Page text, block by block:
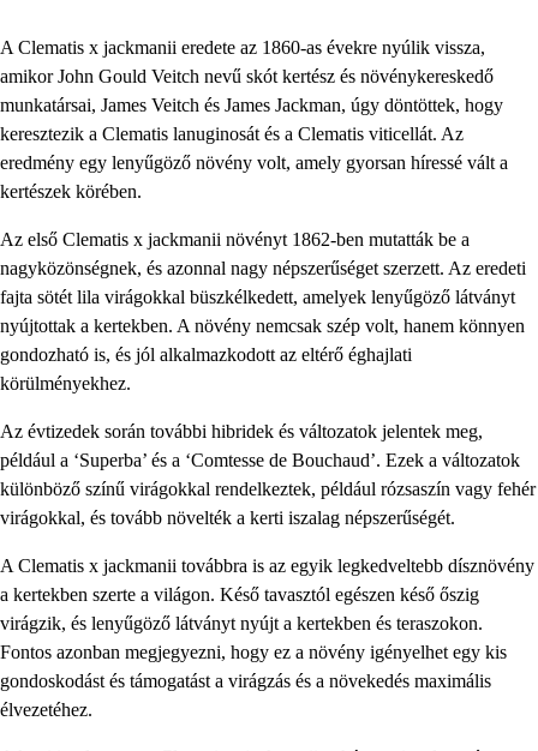
A Clematis x jackmanii eredete az 1860-as évekre nyúlik vissza,
amikor John Gould Veitch nevű skót kertész és növénykereskedő
munkatársai, James Veitch és James Jackman, úgy döntöttek, hogy
keresztezik a Clematis lanuginosát és a Clematis viticellát. Az
eredmény egy lenyűgöző növény volt, amely gyorsan híressé vált a
kertészek körében.
Az első Clematis x jackmanii növényt 1862-ben mutatták be a
nagyközönségnek, és azonnal nagy népszerűséget szerzett. Az eredeti
fajta sötét lila virágokkal büszkélkedett, amelyek lenyűgöző látványt
nyújtottak a kertekben. A növény nemcsak szép volt, hanem könnyen
gondozható is, és jól alkalmazkodott az eltérő éghajlati
körülményekhez.
Az évtizedek során további hibridek és változatok jelentek meg,
például a ‘Superba’ és a ‘Comtesse de Bouchaud’. Ezek a változatok
különböző színű virágokkal rendelkeztek, például rózsaszín vagy fehér
virágokkal, és tovább növelték a kerti iszalag népszerűségét.
A Clematis x jackmanii továbbra is az egyik legkedveltebb dísznövény
a kertekben szerte a világon. Késő tavasztól egészen késő őszig
virágzik, és lenyűgöző látványt nyújt a kertekben és teraszokon.
Fontos azonban megjegyezni, hogy ez a növény igényelhet egy kis
gondoskodást és támogatást a virágzás és a növekedés maximális
élvezetéhez.